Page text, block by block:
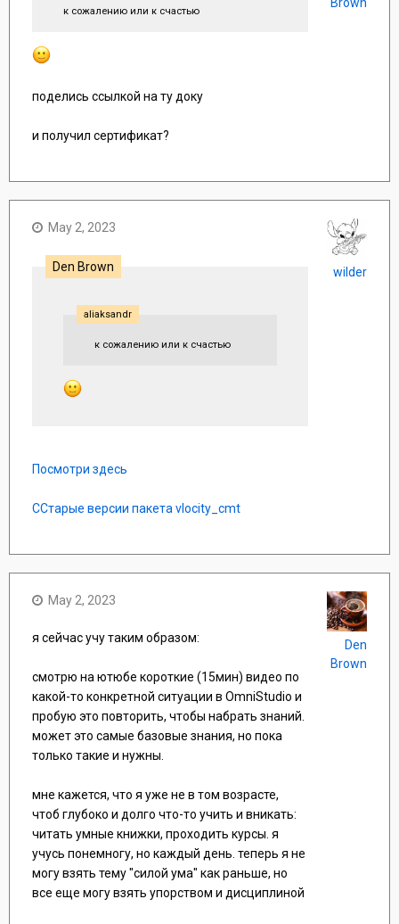
к сожалению или к счастью
поделись ссылкой на ту доку
и получил сертификат?
May 2, 2023
Den Brown
aliaksandr
к сожалению или к счастью
Посмотри здесь
CСтарые версии пакета vlocity_cmt
wilder
May 2, 2023
я сейчас учу таким образом:
смотрю на ютюбе короткие (15мин) видео по
какой-то конкретной ситуации в OmniStudio и
пробую это повторить, чтобы набрать знаний.
может это самые базовые знания, но пока
только такие и нужны.
мне кажется, что я уже не в том возрасте,
чтоб глубоко и долго что-то учить и вникать:
читать умные книжки, проходить курсы. я
учусь понемногу, но каждый день. теперь я не
могу взять тему "силой ума" как раньше, но
все еще могу взять упорством и дисциплиной
Den
Brown